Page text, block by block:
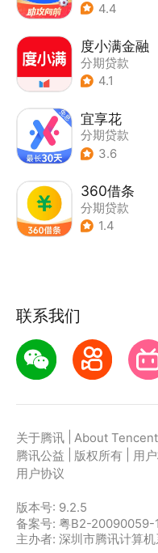
4.4
度小满金融
分期贷款
4.1
宜享花
分期贷款
3.6
360借条
分期贷款
1.4
联系我们
关于腾讯 About Tencent
腾讯公益
版权所有 用
用户协议
版本号: 9.2.5
备案号: 粤B2-20090059-
主办者: 深圳市腾讯计算机